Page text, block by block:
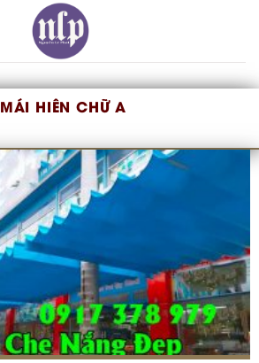
MÁI HIÊN CHỮ A